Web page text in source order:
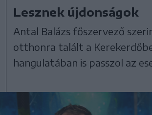
Lesznek újdonságok
Antal Balázs főszervező
otthonra talált a
hangulatában is passzol az